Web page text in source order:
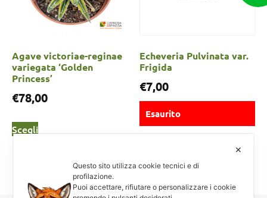
Agave victoriae-reginae
variegata ‘Golden
Princess’
€78,00
Scegli
Echeveria Pulvinata var.
Frigida
€7,00
Esaurito
✕
Questo sito utilizza cookie tecnici e di
profilazione.
Puoi accettare, rifiutare o personalizzare i cookie